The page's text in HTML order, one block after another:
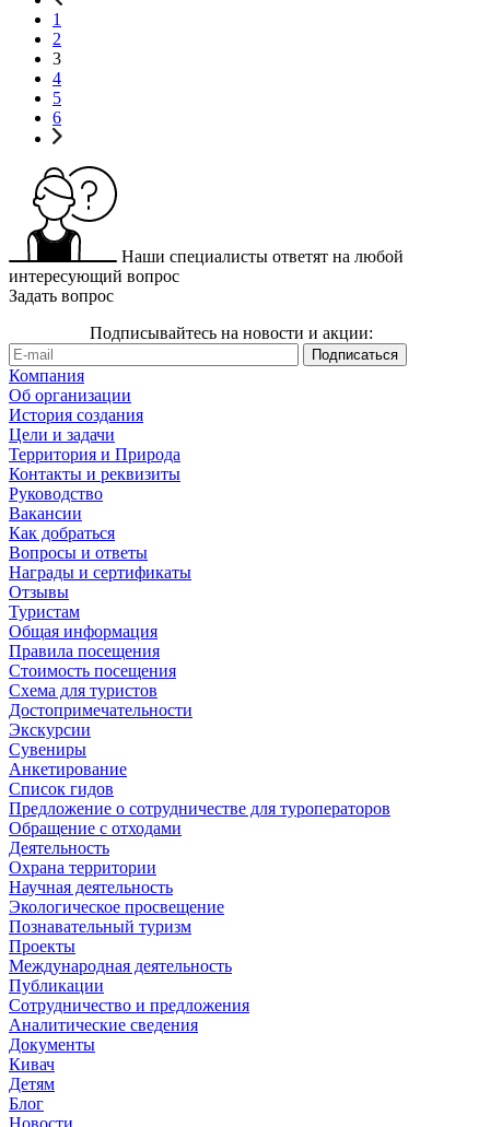
1
2
3
4
5
6
Наши специалисты ответят на любой
интересующий вопрос
Задать вопрос
Подписывайтесь на новости и акции:
Компания
Об организации
История создания
Цели и задачи
Территория и Природа
Контакты и реквизиты
Руководство
Вакансии
Как добраться
Вопросы и ответы
Награды и сертификаты
Отзывы
Туристам
Общая информация
Правила посещения
Стоимость посещения
Схема для туристов
Достопримечательности
Экскурсии
Сувениры
Анкетирование
Список гидов
Предложение о сотрудничестве для туроператоров
Обращение с отходами
Деятельность
Охрана территории
Научная деятельность
Экологическое просвещение
Познавательный туризм
Проекты
Международная деятельность
Публикации
Сотрудничество и предложения
Аналитические сведения
Документы
Кивач
Детям
Блог
Новости